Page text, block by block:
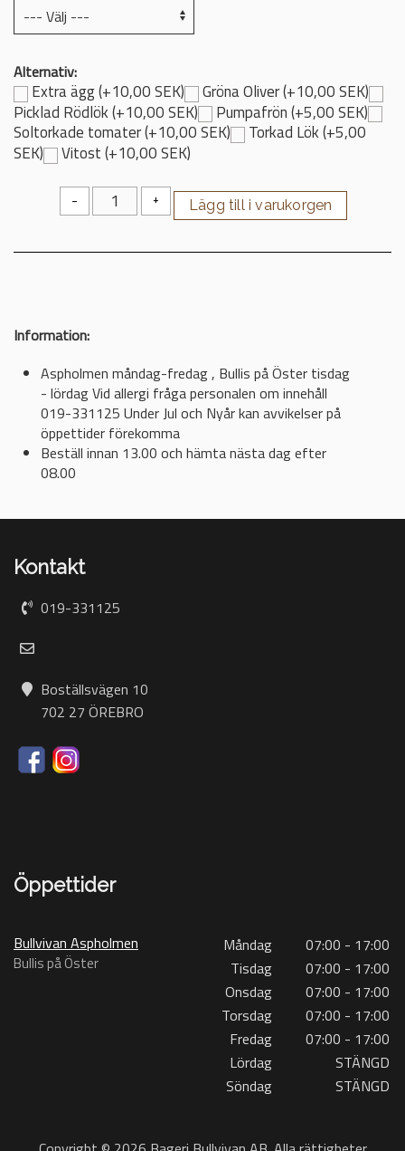
Alternativ:
Extra ägg (+10,00 SEK)
Gröna Oliver (+10,00 SEK)
Picklad Rödlök (+10,00 SEK)
Pumpafrön (+5,00 SEK)
Soltorkade tomater (+10,00 SEK)
Torkad Lök (+5,00
SEK)
Vitost (+10,00 SEK)
- +
Information:
Aspholmen måndag-fredag , Bullis på Öster tisdag
- lördag Vid allergi fråga personalen om innehåll
019-331125 Under Jul och Nyår kan avvikelser på
öppettider förekomma
Beställ innan 13.00 och hämta nästa dag efter
08.00
Kontakt
019-331125
Boställsvägen 10
702 27 ÖREBRO
Öppettider
Bullvivan Aspholmen
Bullis på Öster
Måndag
07:00 - 17:00
Tisdag
07:00 - 17:00
Onsdag
07:00 - 17:00
Torsdag
07:00 - 17:00
Fredag
07:00 - 17:00
Lördag
STÄNGD
Söndag
STÄNGD